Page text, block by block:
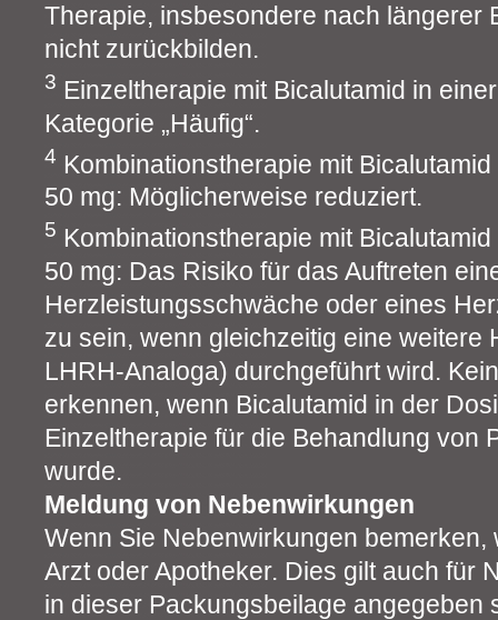
Therapie, insbesondere nach längerer
nicht zurückbilden.
3 Einzeltherapie mit Bicalutamid in
Kategorie „Häufig“.
4 Kombinationstherapie mit
50 mg: Möglicherweise reduziert.
5 Kombinationstherapie mit
50 mg: Das Risiko für das Auftreten
Herzleistungsschwäche oder eines
zu sein, wenn gleichzeitig eine weitere
LHRH-Analoga) durchgeführt wird.
erkennen, wenn Bicalutamid in der
Einzeltherapie für die Behandlung von
wurde.
Meldung von Nebenwirkungen
Wenn Sie Nebenwirkungen bemerken,
Arzt oder Apotheker. Dies gilt auch für
in dieser Packungsbeilage angegeben